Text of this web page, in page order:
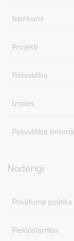
Iepirkumi
Projekti
Pašvaldība
Izsoles
Pašvaldība iznomā
Noderīgi
Privātuma politika
Piekļūstamība